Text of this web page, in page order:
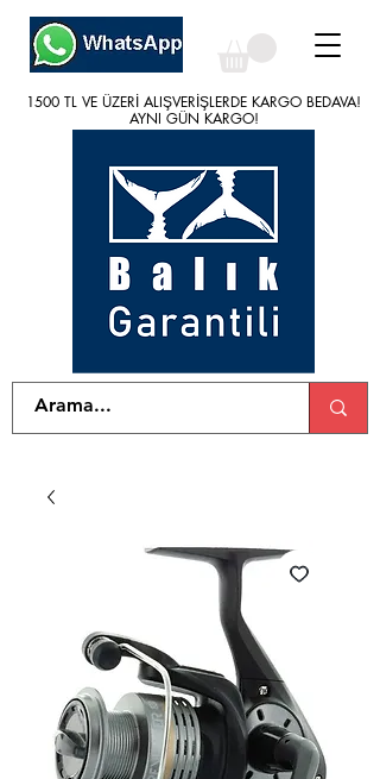
1500 TL VE ÜZERİ ALIŞVERİŞLERDE KARGO BEDAVA!
AYNI GÜN KARGO!
1500 TL VE ÜZERİ ALIŞVERİŞLERDE KARGO BEDAVA!
AYNI GÜN KARGO!